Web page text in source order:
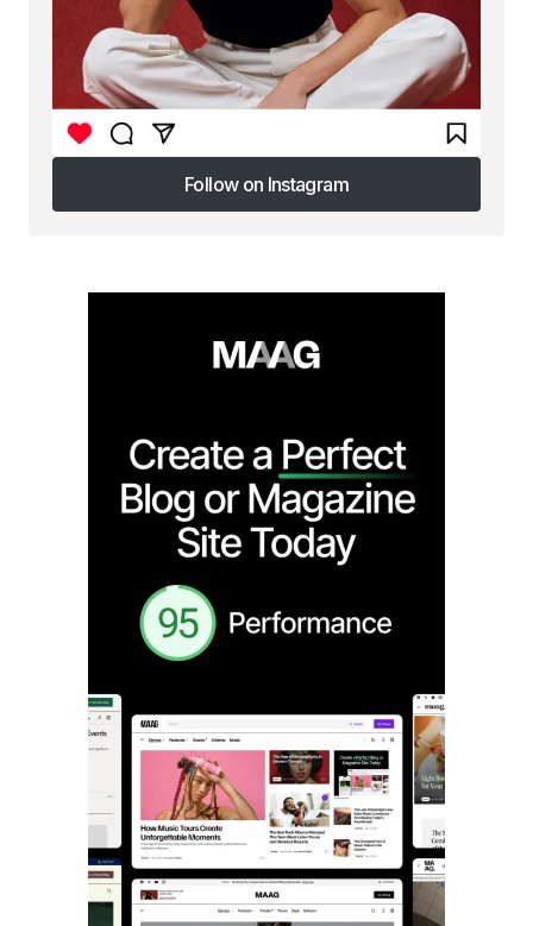
Follow on Instagram
Follow on Instagram